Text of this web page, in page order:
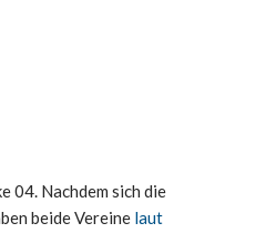
04. Nachdem sich die
beide Vereine laut